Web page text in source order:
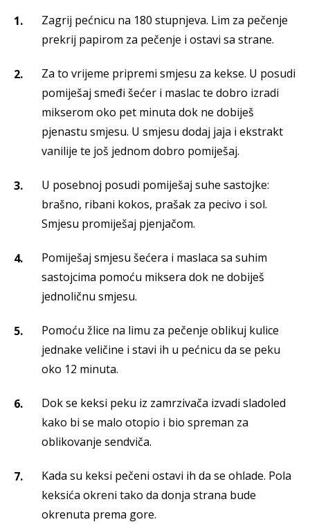
Zagrij pećnicu na 180 stupnjeva. Lim za pečenje
prekrij papirom za pečenje i ostavi sa strane.
Za to vrijeme pripremi smjesu za kekse. U posudi
pomiješaj smeđi šećer i maslac te dobro izradi
mikserom oko pet minuta dok ne dobiješ
pjenastu smjesu. U smjesu dodaj jaja i ekstrakt
vanilije te još jednom dobro pomiješaj.
U posebnoj posudi pomiješaj suhe sastojke:
brašno, ribani kokos, prašak za pecivo i sol.
Smjesu promiješaj pjenjačom.
Pomiješaj smjesu šećera i maslaca sa suhim
sastojcima pomoću miksera dok ne dobiješ
jednoličnu smjesu.
Pomoću žlice na limu za pečenje oblikuj kulice
jednake veličine i stavi ih u pećnicu da se peku
oko 12 minuta.
Dok se keksi peku iz zamrzivača izvadi sladoled
kako bi se malo otopio i bio spreman za
oblikovanje sendviča.
Kada su keksi pečeni ostavi ih da se ohlade. Pola
keksića okreni tako da donja strana bude
okrenuta prema gore.